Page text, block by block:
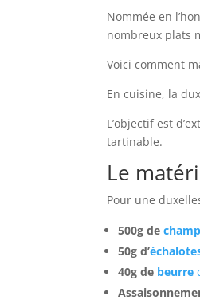
Nommée en
nombreux plats
Voici comment
En cuisine, la
L’objectif est
tartinable.
Le
Pour une
500g de
50g d’
40g de beurre